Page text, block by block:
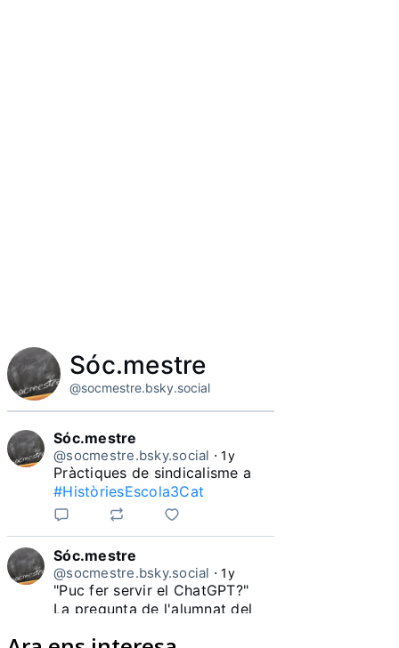
Sóc.mestre
@socmestre.bsky.social
Sóc.mestre
@socmestre.bsky.social ⋅1y
#HistòriesEscola3Cat
Sóc.mestre
@socmestre.bsky.social ⋅1y
"Puc fer servir el ChatGPT?"
La pregunta de l'alumnat del